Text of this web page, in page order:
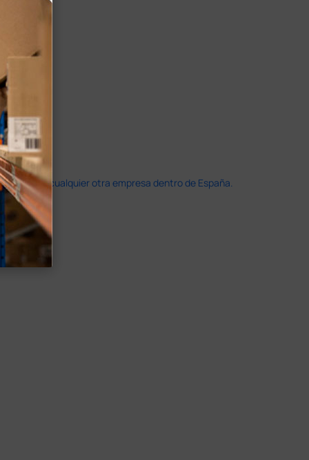
que en cualquier otra empresa dentro de España.